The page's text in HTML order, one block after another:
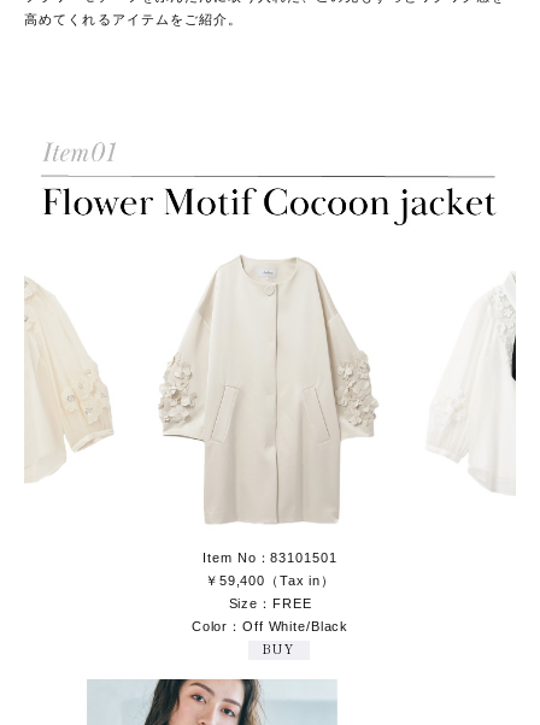
高めてくれるアイテムをご紹介。
Item No：83101501
￥59,400（Tax in）
Size：FREE
Color：Off White/Black
BUY